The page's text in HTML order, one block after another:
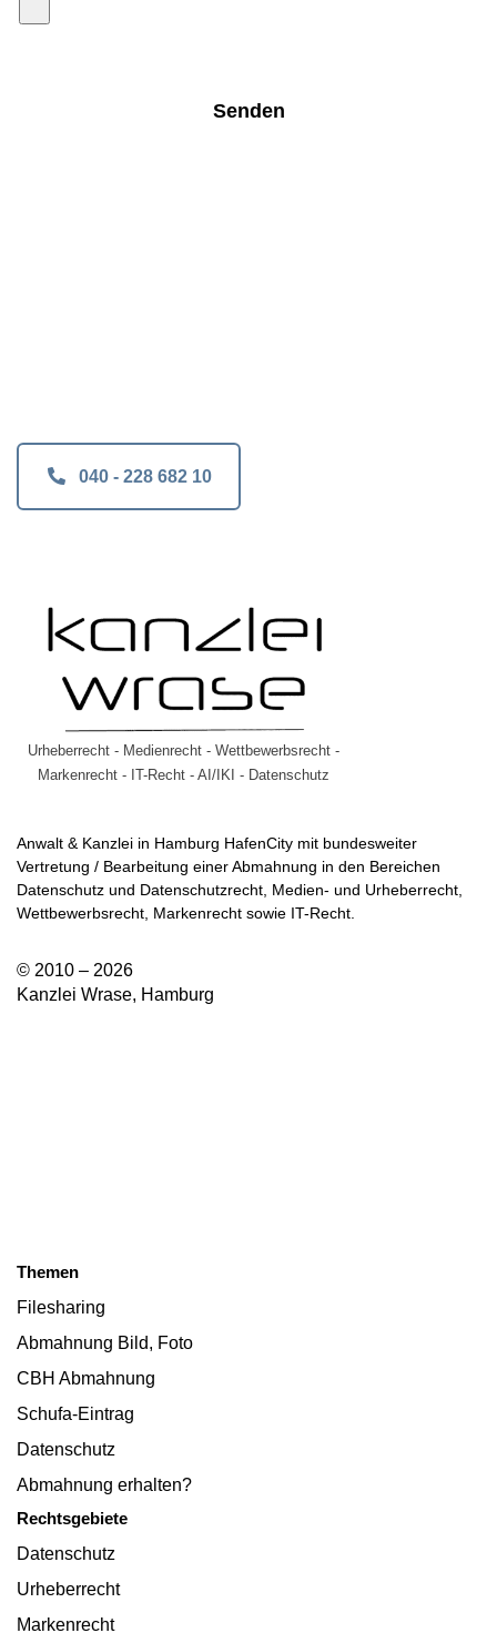
Senden
040 - 228 682 10
Urheberrecht - Medienrecht - Wettbewerbsrecht -
Markenrecht - IT-Recht - AI/IKI - Datenschutz
Anwalt & Kanzlei in Hamburg HafenCity mit bundesweiter
Vertretung / Bearbeitung einer Abmahnung in den Bereichen
Datenschutz und Datenschutzrecht, Medien- und Urheberrecht,
Wettbewerbsrecht, Markenrecht sowie IT-Recht.
© 2010 – 2026
Kanzlei Wrase, Hamburg
Themen
Filesharing
Abmahnung Bild, Foto
CBH Abmahnung
Schufa-Eintrag
Datenschutz
Abmahnung erhalten?
Rechtsgebiete
Datenschutz
Urheberrecht
Markenrecht